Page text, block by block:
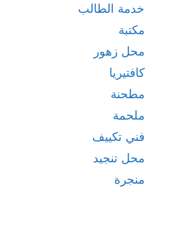
خدمة الطالب
مكتبة
محل زهور
كافتيريا
مطحنة
ملحمة
فني تكييف
محل تنجيد
منجرة